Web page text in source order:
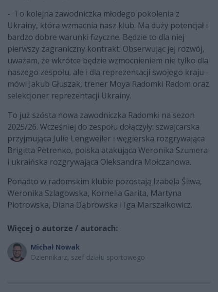
- To kolejna zawodniczka młodego pokolenia z
Ukrainy, która wzmacnia nasz klub. Ma duży potencjał i
bardzo dobre warunki fizyczne. Będzie to dla niej
pierwszy zagraniczny kontrakt. Obserwując jej rozwój,
uważam, że wkrótce będzie wzmocnieniem nie tylko dla
naszego zespołu, ale i dla reprezentacji swojego kraju -
mówi Jakub Głuszak, trener Moya Radomki Radom oraz
selekcjoner reprezentacji Ukrainy.
To już szósta nowa zawodniczka Radomki na sezon
2025/26. Wcześniej do zespołu dołączyły: szwajcarska
przyjmująca Julie Lengweiler i węgierska rozgrywająca
Brigitta Petrenko, polska atakująca Weronika Szumera
i ukraińska rozgrywająca Oleksandra Mołczanowa.
Ponadto w radomskim klubie pozostają Izabela Śliwa,
Weronika Szlagowska, Kornelia Garita, Martyna
Piotrowska, Diana Dąbrowska i Iga Marszałkowicz.
Więcej o autorze / autorach:
Michał Nowak
Dziennikarz, szef działu sportowego